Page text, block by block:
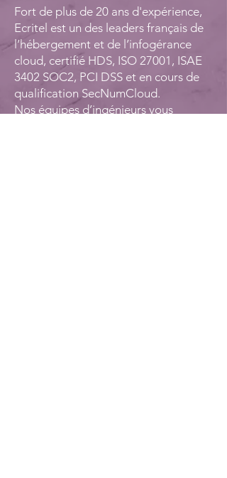
Fort de plus de 20 ans d'expérience,
Ecritel est un des leaders français de
l’hébergement et de l’infogérance
cloud, certifié HDS, ISO 27001, ISAE
3402 SOC2, PCI DSS et en cours de
qualification SecNumCloud.
Nos équipes d’ingénieurs vous